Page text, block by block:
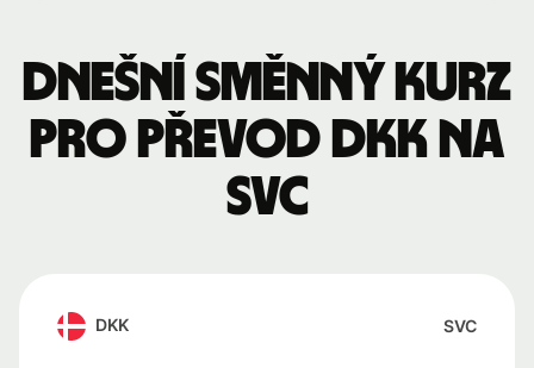
Dnešní směnný kurz
pro převod DKK na
SVC
DKK SVC